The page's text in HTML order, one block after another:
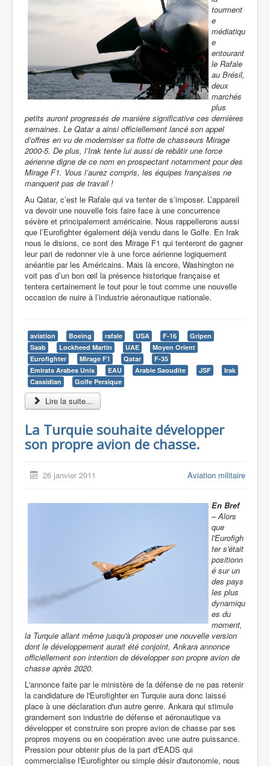
tourment
e
médiatiqu
e
entourant
le Rafale
au Brésil,
deux
marchés
plus
petits auront progressés de manière significative ces dernières
semaines. Le Qatar a ainsi officiellement lancé son appel
d’offres en vu de moderniser sa flotte de chasseurs Mirage
2000-5. De plus, l’Irak tente lui aussi de rebâtir une force
aérienne digne de ce nom en prospectant notamment pour des
Mirage F1. Vous l’aurez compris, les équipes françaises ne
manquent pas de travail !
Au Qatar, c’est le Rafale qui va tenter de s’imposer. L’appareil
va devoir une nouvelle fois faire face à une concurrence
sévère et principalement américaine. Nous rappellerons aussi
que l’Eurofighter également déjà vendu dans le Golfe. En Irak
nous le disions, ce sont des Mirage F1 qui tenteront de gagner
leur pari de redonner vie à une force aérienne logiquement
anéantie par les Américains. Mais là encore, Washington ne
voit pas d’un bon œil la présence historique française et
tentera certainement le tout pour le tout comme une nouvelle
occasion de nuire à l’industrie aéronautique nationale.
aviation Boeing rafale USA F-16
Gripen
Saab
Lockheed Martin UAE
Moyen Orient
Eurofighter
Mirage F1 Qatar
F-35
Emirats Arabes Unis
EAU Arabie Saoudite JSF
Irak
Cassidian
Golfe Persique
Lire la suite...
La Turquie souhaite développer
son propre avion de chasse.
26 janvier 2011 Aviation militaire
En Bref
– Alors
que
l'Eurofigh
ter s'était
positionn
é sur un
des pays
les plus
dynamiqu
es du
moment,
la Turquie allant même jusqu'à proposer une nouvelle version
dont le développement aurait été conjoint, Ankara annonce
officiellement son intention de développer son propre avion de
chasse après 2020.
L'annonce faite par le ministère de la défense de ne pas retenir
la candidature de l'Eurofighter en Turquie aura donc laissé
place à une déclaration d'un autre genre. Ankara qui stimule
grandement son industrie de défense et aéronautique va
développer et construire son propre avion de chasse par ses
propres moyens ou en coopération avec une autre puissance.
Pression pour obtenir plus de la part d'EADS qui
commercialise l'Eurofighter ou simple désir d'autonomie, nous